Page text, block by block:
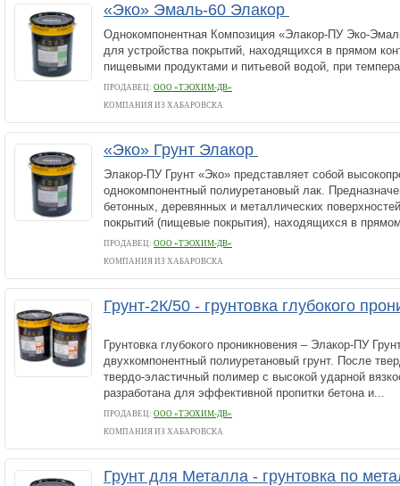
«Эко» Эмаль-60 Элакор
Однокомпонентная Композиция «Элакор-ПУ Эко-
для устройства покрытий, находящихся в прямом
пищевыми продуктами и питьевой водой, при
ПРОДАВЕЦ: ООО «ТЭОХИМ-ДВ»
КОМПАНИЯ ИЗ ХАБАРОВСКА
«Эко» Грунт Элакор
Элакор-ПУ Грунт «Эко» представляет собой
однокомпонентный полиуретановый лак.
бетонных, деревянных и металлических
покрытий (пищевые покрытия), находящихся в
ПРОДАВЕЦ: ООО «ТЭОХИМ-ДВ»
КОМПАНИЯ ИЗ ХАБАРОВСКА
Грунт-2К/50 - грунтовка глубокого
Грунтовка глубокого проникновения – Элакор-ПУ
двухкомпонентный полиуретановый грунт. После
твердо-эластичный полимер с высокой ударной
разработана для эффективной пропитки бетона и...
ПРОДАВЕЦ: ООО «ТЭОХИМ-ДВ»
КОМПАНИЯ ИЗ ХАБАРОВСКА
Грунт для Металла - грунтовка по